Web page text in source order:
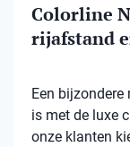
Colorline
rijafstand
Een
is met de luxe
onze klanten